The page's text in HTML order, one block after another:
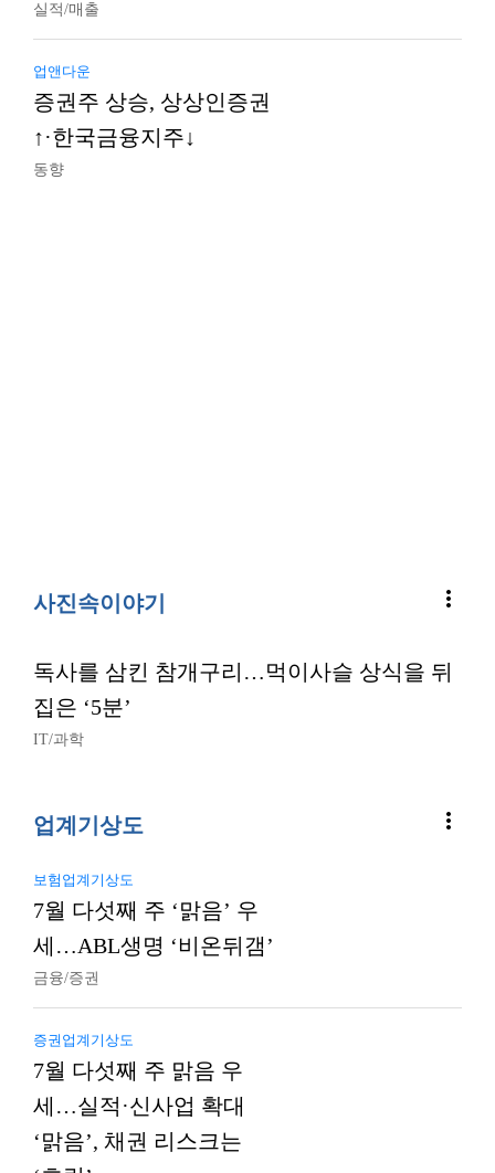
실적/매출
업앤다운
증권주 상승, 상상인증권
↑·한국금융지주↓
동향
사진속이야기 more_vert
독사를 삼킨 참개구리…먹이사슬 상식을 뒤
집은 ‘5분’
IT/과학
업계기상도 more_vert
보험업계기상도
7월 다섯째 주 ‘맑음’ 우
세…ABL생명 ‘비온뒤갬’
금융/증권
증권업계기상도
7월 다섯째 주 맑음 우
세…실적·신사업 확대
‘맑음’, 채권 리스크는